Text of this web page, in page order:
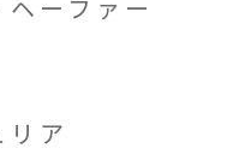
ーファー
ア